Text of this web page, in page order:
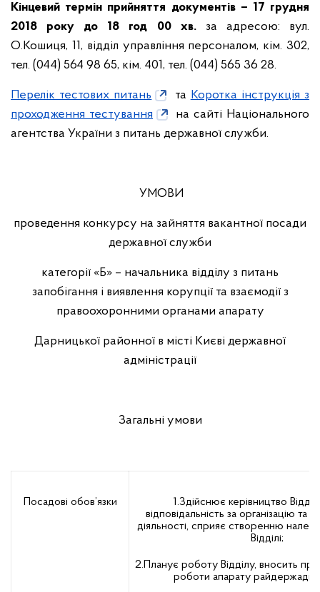
Кінцевий термін прийняття документів – 17 грудня
2018 року до 18 год 00 хв. за адресою: вул.
О.Кошиця, 11, відділ управління персоналом, кім. 302,
тел. (044) 564 98 65, кім. 401, тел. (044) 565 36 28.
Перелік тестових питань та Коротка інструкція з
проходження тестування
на сайті Національного
агентства України з питань державної служби.
УМОВИ
проведення конкурсу на зайняття вакантної посади
державної служби
категорії «Б» – начальника відділу з питань
запобігання і виявлення корупції та взаємодії з
правоохоронними органами апарату
Дарницької районної в місті Києві державної
адміністрації
Загальні умови
Посадові обов’язки
1.Здійснює керівництво
відповідальність за організацію та
діяльності, сприяє створенню
Відділі;
2.Планує роботу Відділу, вносить
роботи апарату